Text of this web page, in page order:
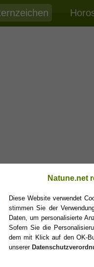
Natune.net
Diese Website verwendet
stimmen Sie der
Daten, um personalisierte
Sofern Sie die
dem mit Klick auf den OK-
unserer